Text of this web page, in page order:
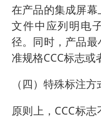
在产品的集成屏
文件中应列明电
径。同时，产品
准规格CCC标志或
（四）特殊标注方
原则上，CCC标